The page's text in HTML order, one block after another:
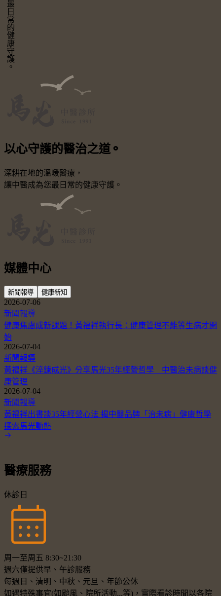
以心守護的醫治之道 ⚬
深耕在地的溫暖醫療，
讓中醫成為您最日常的健康守護。
媒體中心
新聞報導 健康新知
2026-07-06
新聞報導
健康焦慮成新課題！黃福祥執行長：健康管理不能等生病才開
始
2026-07-04
新聞報導
黃福祥《淬鍊成光》分享馬光35年經營哲學 中醫治未病談健
康管理
2026-07-04
新聞報導
黃福祥出書談35年經營心法 揭中醫品牌「治未病」健康哲學
探索馬光動態
醫療服務
休診日
周一至周五 8:30~21:30
週六僅提供早、午診服務
每週日、清明、中秋、元旦、年節公休
如遇特殊事宜(如颱風、院所活動...等)，實際看診時間以各院